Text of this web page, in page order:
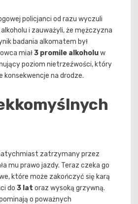
policjanci od razu wyczuli
i zauważyli, że mężczyzna
badania alkomatem był
miał3 promile alkoholuw
poziom nietrzeźwości, który
konsekwencje na drodze.
zatrzymany przez
mu prawo jazdy. Teraz czeka go
które może zakończyć się karą
do 3 lat oraz wysoką grzywną.
o poważnych